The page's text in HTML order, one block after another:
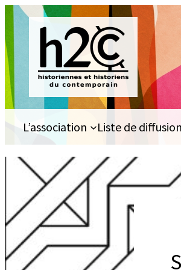
Aller
au
contenu
L’association Liste de diffusion